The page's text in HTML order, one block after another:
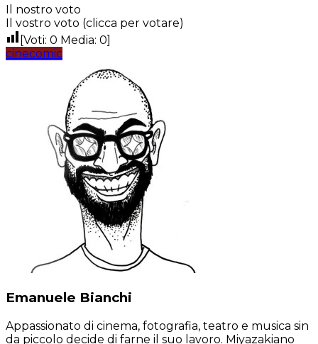
Il nostro voto
Il vostro voto (clicca per votare)
[Voti: 0 Media: 0
cinecomic
Emanuele Bianchi
Appassionato di cinema, fotografia, teatro e musica sin
da piccolo decide di farne il suo lavoro. Miyazakiano